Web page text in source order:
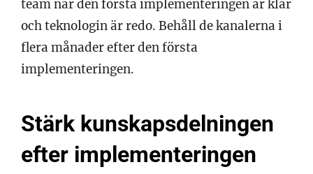
team när den första implementeringen är klar
och teknologin är redo. Behåll de kanalerna i
flera månader efter den första
implementeringen.
Stärk kunskapsdelningen
efter implementeringen